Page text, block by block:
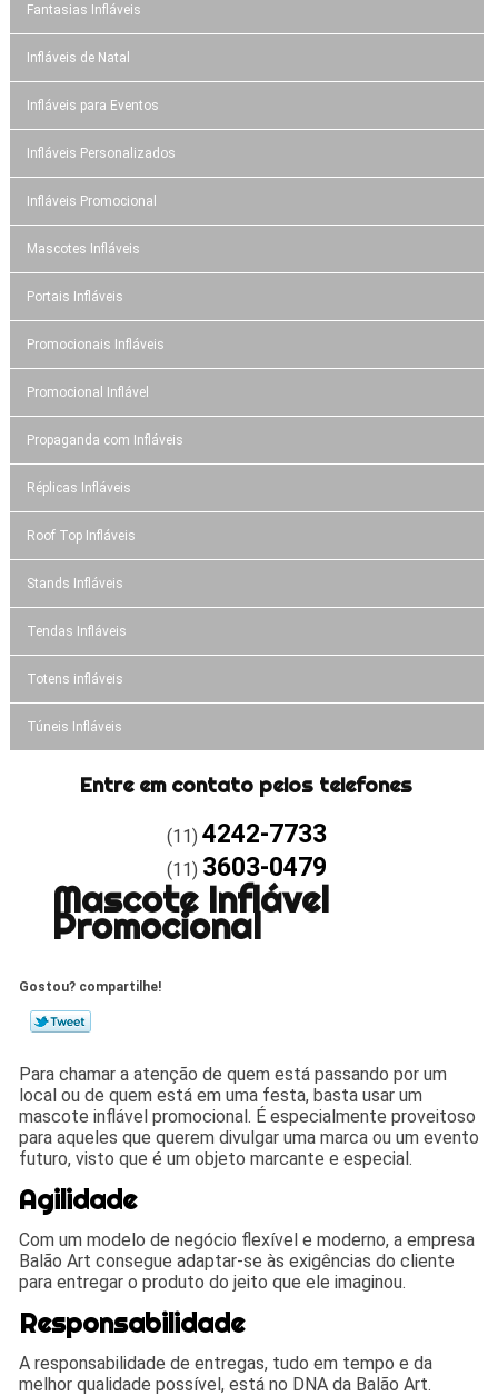
Fantasias Infláveis
Infláveis de Natal
Infláveis para Eventos
Infláveis Personalizados
Infláveis Promocional
Mascotes Infláveis
Portais Infláveis
Promocionais Infláveis
Promocional Inflável
Propaganda com Infláveis
Réplicas Infláveis
Roof Top Infláveis
Stands Infláveis
Tendas Infláveis
Totens infláveis
Túneis Infláveis
Entre em contato pelos telefones
(11) 4242-7733
(11) 3603-0479
Mascote Inflável
Promocional
Gostou? compartilhe!
Para chamar a atenção de quem está passando por um
local ou de quem está em uma festa, basta usar um
mascote inflável promocional. É especialmente proveitoso
para aqueles que querem divulgar uma marca ou um evento
futuro, visto que é um objeto marcante e especial.
Agilidade
Com um modelo de negócio flexível e moderno, a empresa
Balão Art consegue adaptar-se às exigências do cliente
para entregar o produto do jeito que ele imaginou.
Responsabilidade
A responsabilidade de entregas, tudo em tempo e da
melhor qualidade possível, está no DNA da Balão Art.